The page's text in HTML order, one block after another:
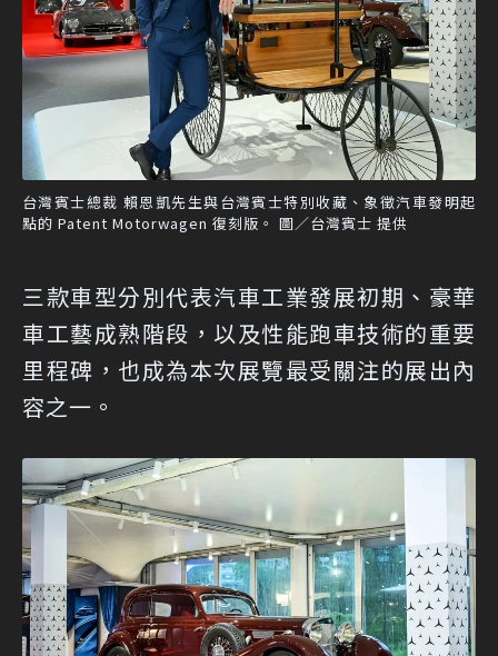
台灣賓士總裁 賴恩凱先生與台灣賓士特別收藏、象徵汽車發明起
點的 Patent Motorwagen 復刻版。 圖／台灣賓士 提供
三款車型分別代表汽車工業發展初期、豪華
車工藝成熟階段，以及性能跑車技術的重要
里程碑，也成為本次展覽最受關注的展出內
容之一。